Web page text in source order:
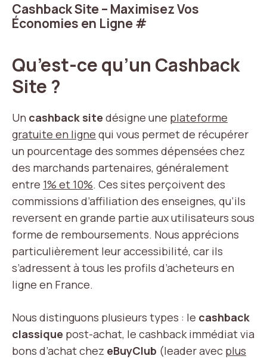
Cashback Site – Maximisez Vos
Économies en Ligne#
Qu’est-ce qu’un Cashback
Site ?
Un cashback site désigne une plateforme
gratuite en ligne qui vous permet de récupérer
un pourcentage des sommes dépensées chez
des marchands partenaires, généralement
entre 1% et 10%. Ces sites perçoivent des
commissions d’affiliation des enseignes, qu’ils
reversent en grande partie aux utilisateurs sous
forme de remboursements. Nous apprécions
particulièrement leur accessibilité, car ils
s’adressent à tous les profils d’acheteurs en
ligne en France.
Nous distinguons plusieurs types : le cashback
classique post-achat, le cashback immédiat via
bons d’achat chez eBuyClub (leader avec plus